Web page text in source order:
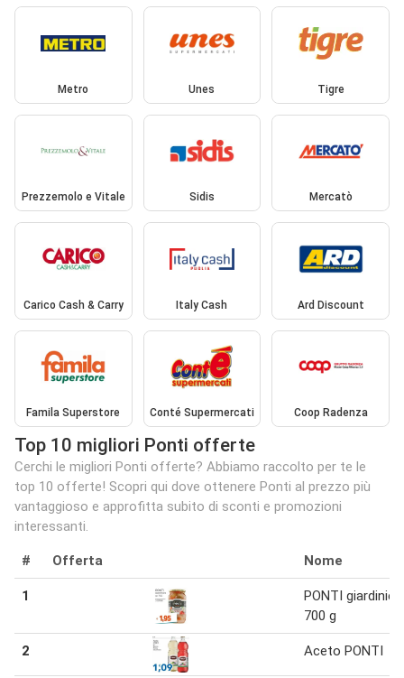
Metro Unes Tigre
Prezzemolo e Vitale Sidis Mercatò
Carico Cash & Carry Italy Cash Ard Discount
Famila Superstore Conté Supermercati Coop Radenza
Top 10 migliori Ponti offerte
Cerchi le migliori Ponti offerte? Abbiamo raccolto per te le
top 10 offerte! Scopri qui dove ottenere Ponti al prezzo più
vantaggioso e approfitta subito di sconti e promozioni
interessanti.
# Offerta Nome
1
PONTI
700 g
2 Aceto PONTI